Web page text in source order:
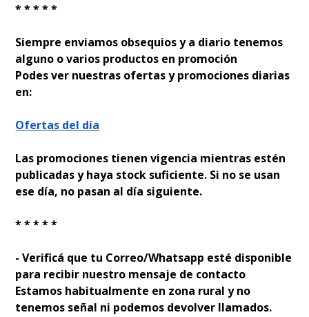
* * * * *
Siempre enviamos obsequios y a diario tenemos
alguno o varios productos en promoción
Podes ver nuestras ofertas y promociones diarias
en:
Ofertas del día
Las promociones tienen vigencia mientras estén
publicadas y haya stock suficiente. Si no se usan
ese día, no pasan al día siguiente.
* * * * *
- Verificá que tu Correo/Whatsapp esté disponible
para recibir nuestro mensaje de contacto
Estamos habitualmente en zona rural y no
tenemos señal ni podemos devolver llamados.